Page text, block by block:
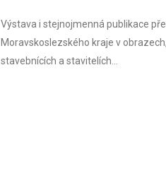
ARCHIVE CREEDS
Výstava i stejnojmenná publikace
Moravskoslezského kraje v
stavebnících a stavitelích...